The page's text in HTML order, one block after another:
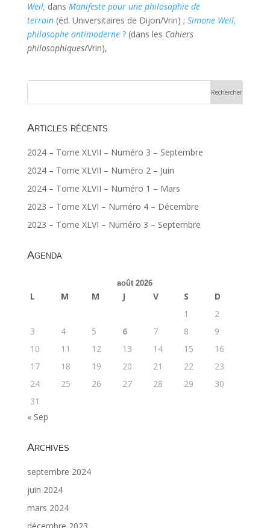
Weil, dans Manifeste pour une philosophie de
terrain(éd. Universitaires de Dijon/Vrin) ; Simone Weil,
philosophe antimoderne?(dans les Cahiers
philosophiques/Vrin),
Articles récents
2024 – Tome XLVII – Numéro 3 – Septembre
2024 – Tome XLVII – Numéro 2 – Juin
2024 – Tome XLVII – Numéro 1 – Mars
2023 – Tome XLVI – Numéro 4 – Décembre
2023 – Tome XLVI – Numéro 3 – Septembre
Agenda
août 2026
L M M J V S
D
1
2
3
4 5 6 7 8
9
10
11 12 13 14 15
16
17
18 19 20 21 22
23
24
25 26 27 28 29
30
31
« Sep
Archives
septembre 2024
juin 2024
mars 2024